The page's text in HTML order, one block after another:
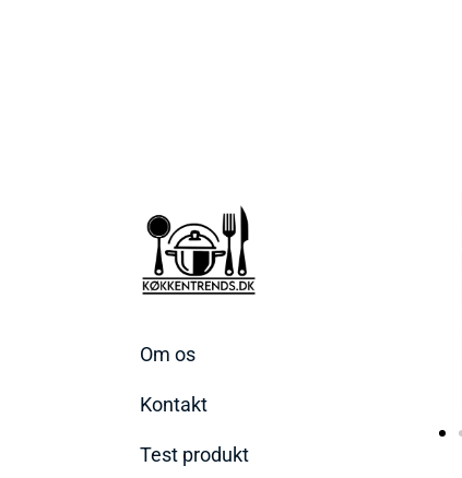
Om os
Kontakt
Test produkt